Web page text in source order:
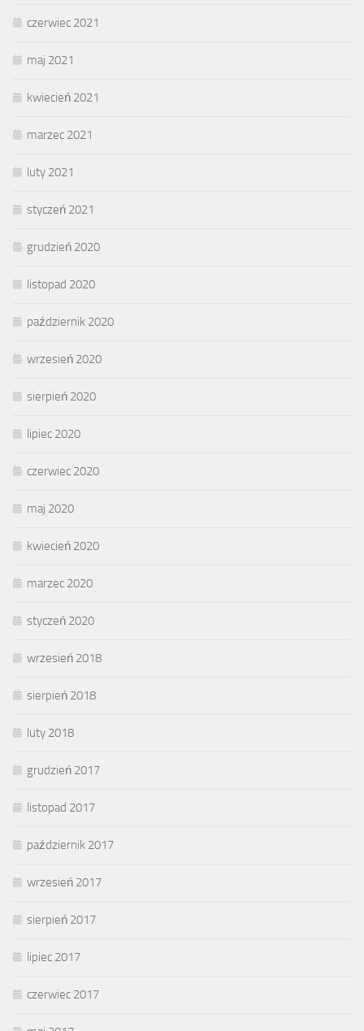
czerwiec 2021
maj 2021
kwiecień 2021
marzec 2021
luty 2021
styczeń 2021
grudzień 2020
listopad 2020
październik 2020
wrzesień 2020
sierpień 2020
lipiec 2020
czerwiec 2020
maj 2020
kwiecień 2020
marzec 2020
styczeń 2020
wrzesień 2018
sierpień 2018
luty 2018
grudzień 2017
listopad 2017
październik 2017
wrzesień 2017
sierpień 2017
lipiec 2017
czerwiec 2017